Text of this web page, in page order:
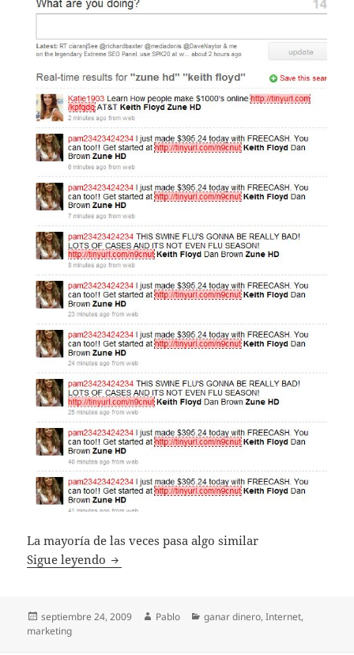
La mayoría de las veces pasa algo similar
Sigue leyendo Spamear Twitter trending topics
Publicado
el
septiembre 24, 2009 Autor
Pablo Categorías
ganar dinero,Internet,
marketing